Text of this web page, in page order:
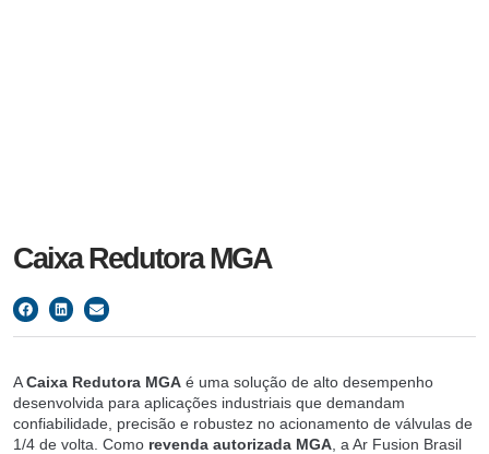
Caixa Redutora MGA
ACaixa Redutora MGA é uma solução de alto desempenho
desenvolvida para aplicações industriais que demandam
confiabilidade, precisão e robustez no acionamento de válvulas de
1/4 de volta. Como revenda autorizada MGA , a Ar Fusion Brasil